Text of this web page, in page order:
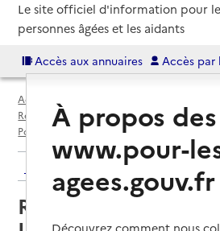
Le site officiel d'information pour
personnes âgées et les aidants
Accès aux annuaires Accès par
Accueil
Résidences autonomie par département
Poitiers
Résidence autonomie Marie-
Retour aux résultats de
Résidence
À propos
www.pour-
agees.gouv.fr